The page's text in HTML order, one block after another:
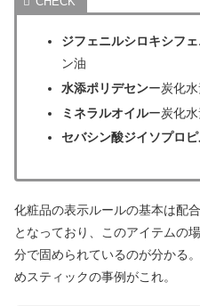
ジフェニルシロキシフ
ン油
水添ポリデセンー炭化
ミネラルオイルー炭化
セバシン酸ジイソプロ
化粧品の表示ルールの基本は配
となっており、このアイテムの
分で固められているのが分かる。
めスティックの事例がこれ。